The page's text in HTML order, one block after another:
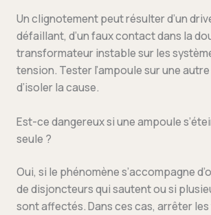
Un clignotement peut résulter d’un
défaillant, d’un faux contact dans la
transformateur instable sur les
tension. Tester l’ampoule sur une
d’isoler la cause.
Est-ce dangereux si une ampoule
seule ?
Oui, si le phénomène s’accompagne
de disjoncteurs qui sautent ou si
sont affectés. Dans ces cas, arrêter